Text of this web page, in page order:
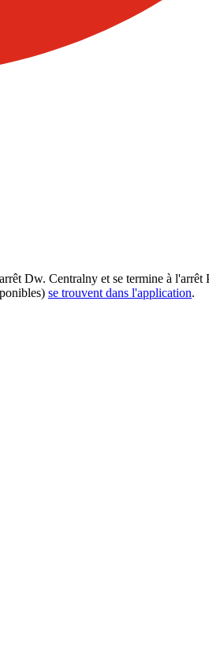
Dw. Centralny et se termine à
se trouvent dans l'application.